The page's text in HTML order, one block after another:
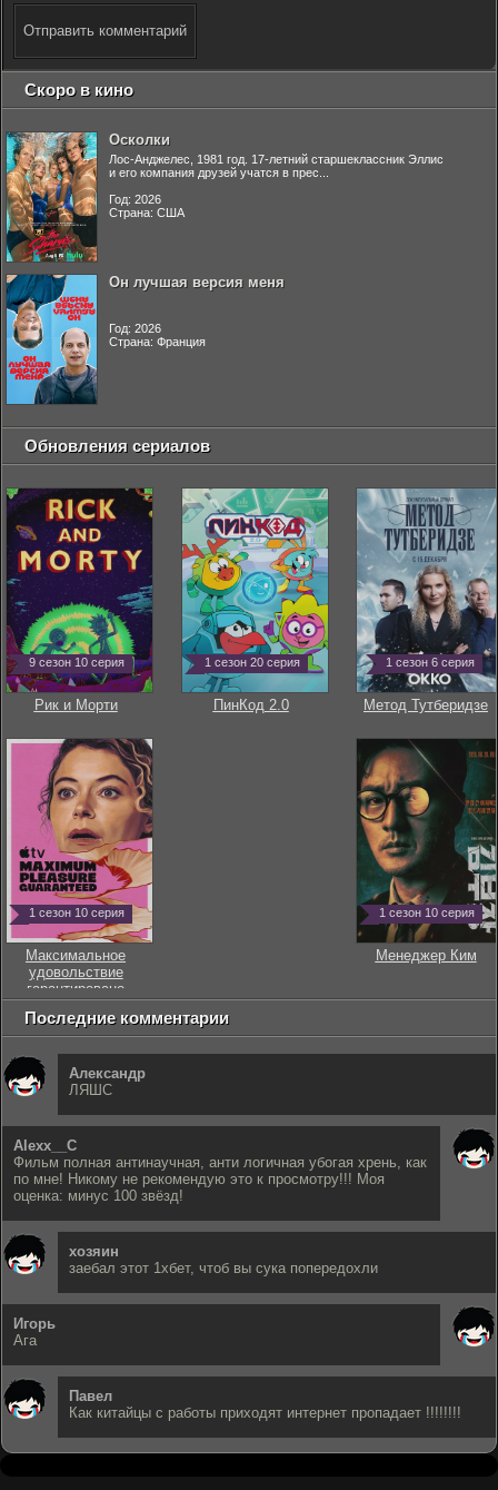
Отправить комментарий
Скоро в кино
Осколки
Лос-Анджелес, 1981 год. 17-летний старшеклассник Эллис
и его компания друзей учатся в прес...
Год: 2026
Страна: США
Он лучшая версия меня
Год: 2026
Страна: Франция
Обновления сериалов
9 сезон 10 серия
Рик и Морти
1 сезон 20 серия
ПинКод 2.0
1 сезон 6 серия
Метод Тутберидзе
1 сезон 10 серия
Максимальное
удовольствие
гарантировано
1 сезон 10 серия
Менеджер Ким
Последние комментарии
Александр
ЛЯШС
Alexx__C
Фильм полная антинаучная, анти логичная убогая хрень, как
по мне! Никому не рекомендую это к просмотру!!! Моя
оценка: минус 100 звёзд!
хозяин
заебал этот 1хбет, чтоб вы сука попередохли
Игорь
Ага
Павел
Как китайцы с работы приходят интернет пропадает !!!!!!!!